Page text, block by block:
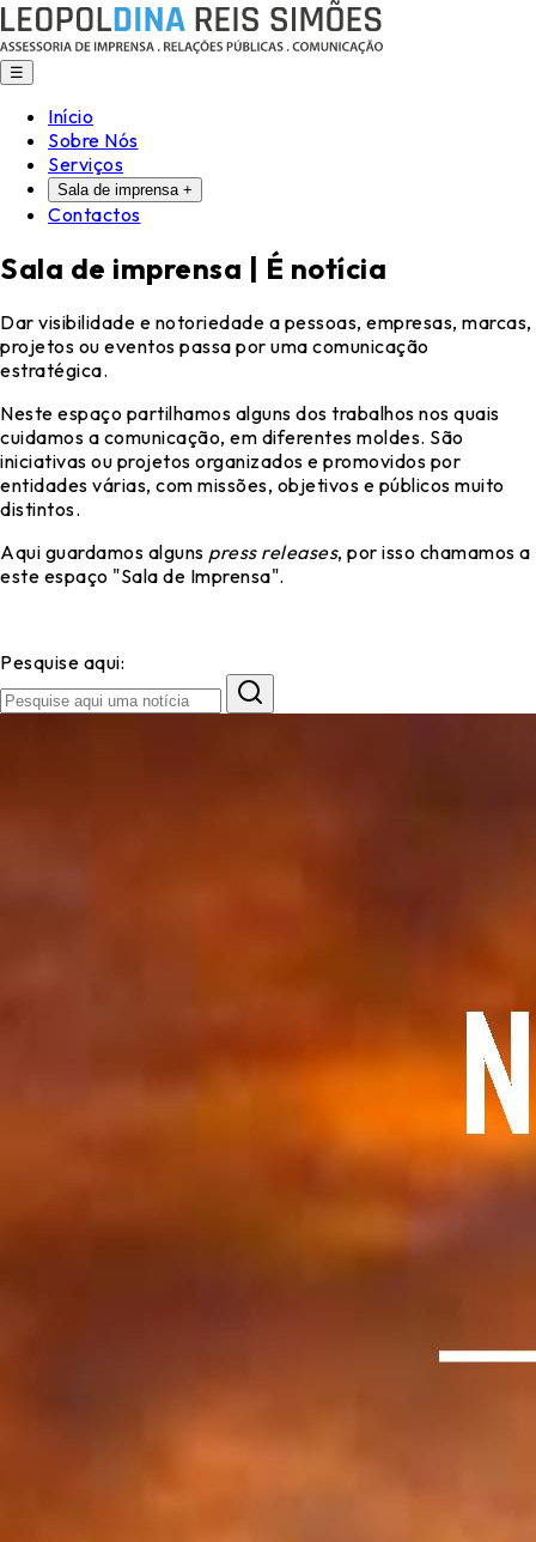
☰
Início
Sobre Nós
Serviços
Sala de imprensa +
Contactos
Sala de imprensa | É notícia
Dar visibilidade e notoriedade a pessoas, empresas, marcas,
projetos ou eventos passa por uma comunicação
estratégica.
Neste espaço partilhamos alguns dos trabalhos nos quais
cuidamos a comunicação, em diferentes moldes. São
iniciativas ou projetos organizados e promovidos por
entidades várias, com missões, objetivos e públicos muito
distintos.
Aqui guardamos alguns press releases, por isso chamamos a
este espaço "Sala de Imprensa".
Pesquise aqui: